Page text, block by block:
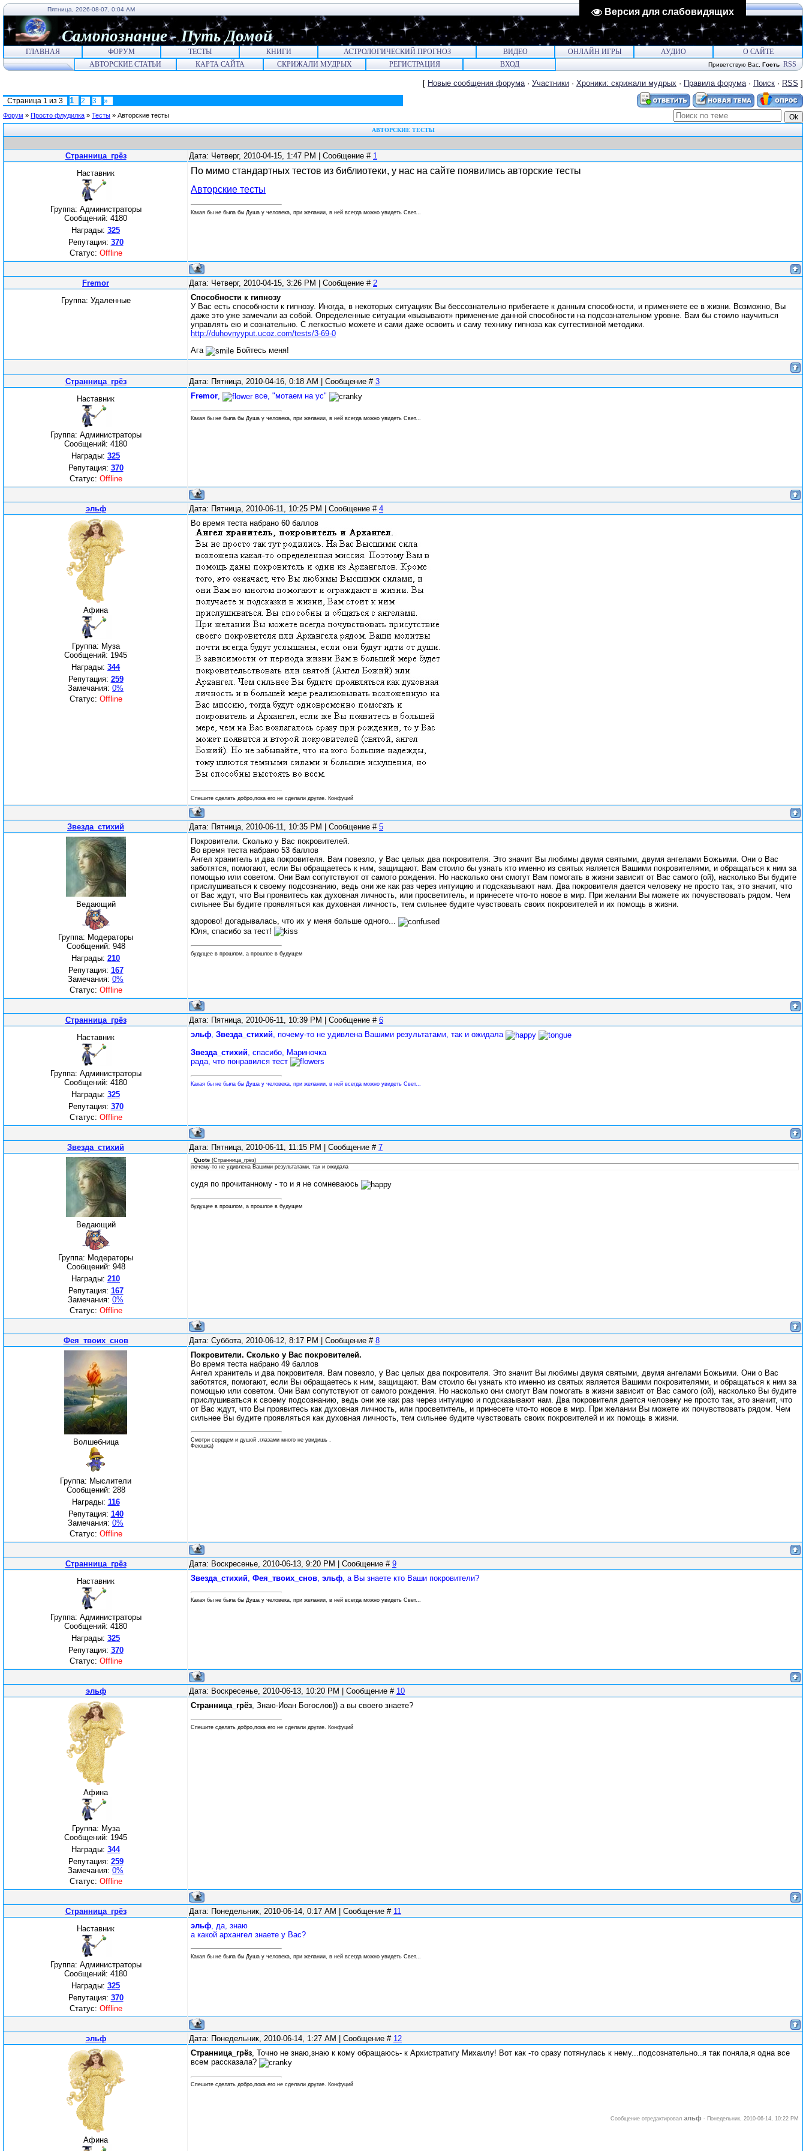
Версия для слабовидящих
Пятница, 2026-08-07, 0:04 AM
Самопознание- Путь Домой
ГЛАВНАЯ ФОРУМ ТЕСТЫ КНИГИ АСТРОЛОГИЧЕСКИЙ ПРОГНОЗ ВИДЕО ОНЛАЙН ИГРЫ АУДИО
О САЙТЕ
АВТОРСКИЕ СТАТЬИ
КАРТА САЙТА СКРИЖАЛИ МУДРЫХ РЕГИСТРАЦИЯ ВХОД Приветствую Вас Гость RSS
[ Новые сообщения форума· Участники · Хроники: скрижали мудрых · Правила форума· Поиск · RSS ]
Страница 1 из 3 1 2 3 »
Форум » Просто флудилка » Тесты » Авторские тесты
АВТОРСКИЕ ТЕСТЫ
Странница_грёз Дата: Четверг, 2010-04-15, 1:47 PM | Сообщение # 1
Наставник
Группа: Администраторы
Сообщений: 4180
Награды: 325
Репутация: 370
Статус: Offline
По мимо стандартных тестов из библиотеки, у нас на сайте появились авторские тесты
Авторские тесты
Какая бы не была бы Душа у человека, при желании, в ней всегда можно увидеть Свет...
Fremor Дата: Четверг, 2010-04-15, 3:26 PM | Сообщение # 2
Группа: Удаленные
Способности к гипнозу
У Вас есть способности к гипнозу. Иногда, в некоторых ситуациях Вы бессознательно прибегаете к данным способности, и применяете ее в жизни. Возможно, Вы
даже это уже замечали аз собой. Определенные ситуации «вызывают» применение данной способности на подсознательном уровне. Вам бы стоило научиться
управлять ею и сознательно. С легкостью можете и сами даже освоить и саму технику гипноза как суггестивной методики.
http://duhovnyyput.ucoz.com/tests/3-69-0
Ага
Бойтесь меня!
Странница_грёз Дата: Пятница, 2010-04-16, 0:18 AM | Сообщение # 3
Наставник
Группа: Администраторы
Сообщений: 4180
Награды: 325
Репутация: 370
Статус: Offline
Fremor, все, "мотаем на ус"
Какая бы не была бы Душа у человека, при желании, в ней всегда можно увидеть Свет...
эльф Дата: Пятница, 2010-06-11, 10:25 PM | Сообщение # 4
Афина
Группа: Муза
Сообщений: 1945
Награды: 344
Репутация: 259
Замечания: 0%
Статус: Offline
Во время теста набрано 60 баллов
Спешите сделать добро,пока его не сделали другие. Конфуций
Звезда_стихий Дата: Пятница, 2010-06-11, 10:35 PM | Сообщение # 5
Ведающий
Группа: Модераторы
Сообщений: 948
Награды: 210
Репутация: 167
Замечания: 0%
Статус: Offline
Покровители. Сколько у Вас покровителей.
Во время теста набрано 53 баллов
Ангел хранитель и два покровителя. Вам повезло, у Вас целых два покровителя. Это значит Вы любимы двумя святыми, двумя ангелами Божьими. Они о Вас
заботятся, помогают, если Вы обращаетесь к ним, защищают. Вам стоило бы узнать кто именно из святых является Вашими покровителями, и обращаться к ним за
помощью или советом. Они Вам сопутствуют от самого рождения. Но насколько они смогут Вам помогать в жизни зависит от Вас самого (ой), насколько Вы будите
прислушиваться к своему подсознанию, ведь они же как раз через интуицию и подсказывают нам. Два покровителя дается человеку не просто так, это значит, что
от Вас ждут, что Вы проявитесь как духовная личность, или просветитель, и принесете что-то новое в мир. При желании Вы можете их почувствовать рядом. Чем
сильнее Вы будите проявляться как духовная личность, тем сильнее будите чувствовать своих покровителей и их помощь в жизни.
здорово! догадывалась, что их у меня больше одного...
Юля, спасибо за тест!
будущее в прошлом, а прошлое в будущем
Странница_грёз Дата: Пятница, 2010-06-11, 10:39 PM | Сообщение # 6
Наставник
Группа: Администраторы
Сообщений: 4180
Награды: 325
Репутация: 370
Статус: Offline
эльф, Звезда_стихий, почему-то не удивлена Вашими результатами, так и ожидала
Звезда_стихий , спасибо, Мариночка
рада, что понравился тест
Какая бы не была бы Душа у человека, при желании, в ней всегда можно увидеть Свет...
Звезда_стихий Дата: Пятница, 2010-06-11, 11:15 PM | Сообщение # 7
Ведающий
Группа: Модераторы
Сообщений: 948
Награды: 210
Репутация: 167
Замечания: 0%
Статус: Offline
Quote (Странница_грёз)
почему-то не удивлена Вашими результатами, так и ожидала
судя по прочитанному - то и я не сомневаюсь
будущее в прошлом, а прошлое в будущем
Фея_твоих_снов Дата: Суббота, 2010-06-12, 8:17 PM | Сообщение # 8
Волшебница
Группа: Мыслители
Сообщений: 288
Награды: 116
Репутация: 140
Замечания: 0%
Статус: Offline
Покровители. Сколько у Вас покровителей.
Во время теста набрано 49 баллов
Ангел хранитель и два покровителя. Вам повезло, у Вас целых два покровителя. Это значит Вы любимы двумя святыми, двумя ангелами Божьими. Они о Вас
заботятся, помогают, если Вы обращаетесь к ним, защищают. Вам стоило бы узнать кто именно из святых является Вашими покровителями, и обращаться к ним за
помощью или советом. Они Вам сопутствуют от самого рождения. Но насколько они смогут Вам помогать в жизни зависит от Вас самого (ой), насколько Вы будите
прислушиваться к своему подсознанию, ведь они же как раз через интуицию и подсказывают нам. Два покровителя дается человеку не просто так, это значит, что
от Вас ждут, что Вы проявитесь как духовная личность, или просветитель, и принесете что-то новое в мир. При желании Вы можете их почувствовать рядом. Чем
сильнее Вы будите проявляться как духовная личность, тем сильнее будите чувствовать своих покровителей и их помощь в жизни.
Смотри сердцем и душой ,глазами много не увидишь .
Феюшка)
Странница_грёз Дата: Воскресенье, 2010-06-13, 9:20 PM | Сообщение # 9
Наставник
Группа: Администраторы
Сообщений: 4180
Награды: 325
Репутация: 370
Статус: Offline
Звезда_стихий, Фея_твоих_снов, эльф, а Вы знаете кто Ваши покровители?
Какая бы не была бы Душа у человека, при желании, в ней всегда можно увидеть Свет...
эльф Дата: Воскресенье, 2010-06-13, 10:20 PM | Сообщение # 10
Афина
Группа: Муза
Сообщений: 1945
Награды: 344
Репутация: 259
Замечания: 0%
Статус: Offline
Странница_грёз, Знаю-Иоан Богослов)) а вы своего знаете?
Спешите сделать добро,пока его не сделали другие. Конфуций
Странница_грёз Дата: Понедельник, 2010-06-14, 0:17 AM | Сообщение # 11
Наставник
Группа: Администраторы
Сообщений: 4180
Награды: 325
Репутация: 370
Статус: Offline
эльф, да, знаю
а какой архангел знаете у Вас?
Какая бы не была бы Душа у человека, при желании, в ней всегда можно увидеть Свет...
эльф Дата: Понедельник, 2010-06-14, 1:27 AM | Сообщение # 12
Афина
Странница_грёз, Точно не знаю,знаю к кому обращаюсь- к Архистратигу Михаилу! Вот как -то сразу потянулась к нему...подсознательно..я так поняла,я одна все
всем рассказала?
Спешите сделать добро,пока его не сделали другие. Конфуций
Сообщение отредактировал эльф - Понедельник, 2010-06-14, 10:22 PM